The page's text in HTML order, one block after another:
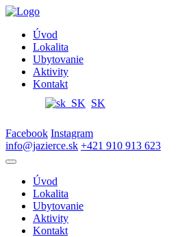
Úvod
Lokalita
Ubytovanie
Aktivity
Kontakt
SK
Facebook Instagram
info@jazierce.sk +421 910 913 623
Úvod
Lokalita
Ubytovanie
Aktivity
Kontakt